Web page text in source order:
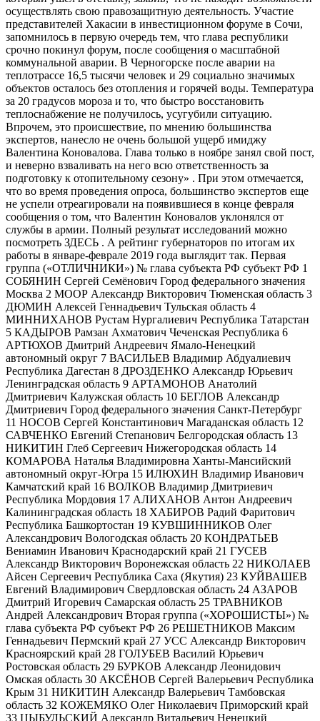
осуществлять свою правозащитную деятельность. Участие
представителей Хакасии в инвестиционном форуме в Сочи,
запомнилось в первую очередь тем, что глава республики
срочно покинул форум, после сообщения о масштабной
коммунальной аварии. В Черногорске после аварии на
теплотрассе 16,5 тысячи человек и 29 социально значимых
объектов осталось без отопления и горячей воды. Температура
за 20 градусов мороза и то, что быстро восстановить
теплоснабжение не получилось, усугубили ситуацию.
Впрочем, это происшествие, по мнению большинства
экспертов, нанесло не очень большой ущерб имиджу
Валентина Коновалова. Глава только в ноябре занял свой пост,
и неверно взваливать на него всю ответственность за
подготовку к отопительному сезону» . При этом отмечается,
что во время проведения опроса, большинство экспертов еще
не успели отреагировали на появившиеся в конце февраля
сообщения о том, что Валентин Коновалов уклонялся от
службы в армии. Полный результат исследований можно
посмотреть ЗДЕСЬ . А рейтинг губернаторов по итогам их
работы в январе-феврале 2019 года выглядит так. Первая
группа («ОТЛИЧНИКИ») № глава субъекта РФ субъект РФ 1
СОБЯНИН Сергей Семёнович Город федерального значения
Москва 2 МООР Александр Викторович Тюменская область 3
ДЮМИН Алексей Геннадьевич Тульская область 4
МИННИХАНОВ Рустам Нургалиевич Республика Татарстан
5 КАДЫРОВ Рамзан Ахматович Чеченская Республика 6
АРТЮХОВ Дмитрий Андреевич Ямало-Ненецкий
автономный округ 7 ВАСИЛЬЕВ Владимир Абдуалиевич
Республика Дагестан 8 ДРОЗДЕНКО Александр Юрьевич
Ленинградская область 9 АРТАМОНОВ Анатолий
Дмитриевич Калужская область 10 БЕГЛОВ Александр
Дмитриевич Город федерального значения Санкт-Петербург
11 НОСОВ Сергей Константинович Магаданская область 12
САВЧЕНКО Евгений Степанович Белгородская область 13
НИКИТИН Глеб Сергеевич Нижегородская область 14
КОМАРОВА Наталья Владимировна Ханты-Мансийский
автономный округ-Югра 15 ИЛЮХИН Владимир Иванович
Камчатский край 16 ВОЛКОВ Владимир Дмитриевич
Республика Мордовия 17 АЛИХАНОВ Антон Андреевич
Калининградская область 18 ХАБИРОВ Радий Фаритович
Республика Башкортостан 19 КУВШИННИКОВ Олег
Александрович Вологодская область 20 КОНДРАТЬЕВ
Вениамин Иванович Краснодарский край 21 ГУСЕВ
Александр Викторович Воронежская область 22 НИКОЛАЕВ
Айсен Сергеевич Республика Саха (Якутия) 23 КУЙВАШЕВ
Евгений Владимирович Свердловская область 24 АЗАРОВ
Дмитрий Игоревич Самарская область 25 ТРАВНИКОВ
Андрей Александрович Вторая группа («ХОРОШИСТЫ») №
глава субъекта РФ субъект РФ 26 РЕШЕТНИКОВ Максим
Геннадьевич Пермский край 27 УСС Александр Викторович
Красноярский край 28 ГОЛУБЕВ Василий Юрьевич
Ростовская область 29 БУРКОВ Александр Леонидович
Омская область 30 АКСЁНОВ Сергей Валерьевич Республика
Крым 31 НИКИТИН Александр Валерьевич Тамбовская
область 32 КОЖЕМЯКО Олег Николаевич Приморский край
33 ЦЫБУЛЬСКИЙ Александр Витальевич Ненецкий